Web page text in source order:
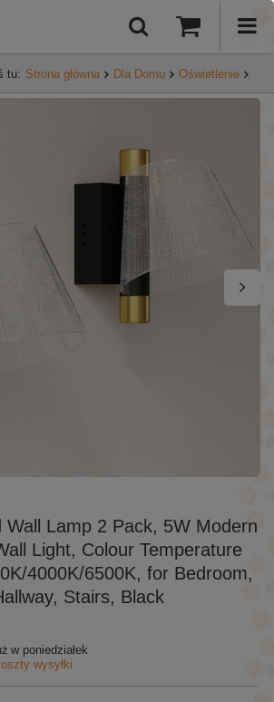
tu: Strona główna Dla Domu Oświetlenie
Wall Lamp 2 Pack, 5W Modern
Light, Colour Temperature
4000K/6500K, for Bedroom,
Stairs, Black
w poniedziałek
wysyłki